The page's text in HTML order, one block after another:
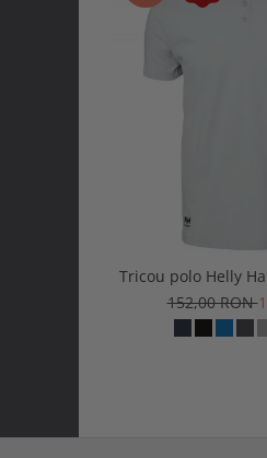
Tricou polo Helly
152,00 RON